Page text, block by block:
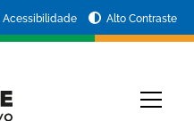
Acessibilidade Alto Contraste